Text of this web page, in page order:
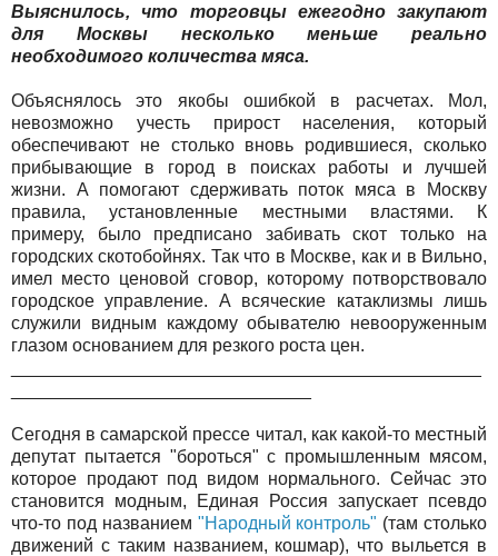
Выяснилось, что торговцы ежегодно закупают
для Москвы несколько меньше реально
необходимого количества мяса.
Объяснялось это якобы ошибкой в расчетах. Мол,
невозможно учесть прирост населения, который
обеспечивают не столько вновь родившиеся, сколько
прибывающие в город в поисках работы и лучшей
жизни. А помогают сдерживать поток мяса в Москву
правила, установленные местными властями. К
примеру, было предписано забивать скот только на
городских скотобойнях. Так что в Москве, как и в Вильно,
имел место ценовой сговор, которому потворствовало
городское управление. А всяческие катаклизмы лишь
служили видным каждому обывателю невооруженным
глазом основанием для резкого роста цен.
Сегодня в самарской прессе читал, как какой-то местный
депутат пытается "бороться" с промышленным мясом,
которое продают под видом нормального. Сейчас это
становится модным, Единая Россия запускает псевдо
что-то под названием "Народный контроль" (там столько
движений с таким названием, кошмар), что выльется в